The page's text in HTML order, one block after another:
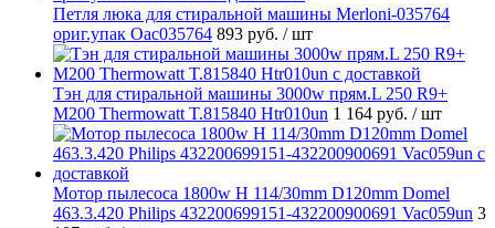
Петля люка для стиральной машины Merloni-035764
ориг.упак Oac035764 893 руб. / шт
Тэн для стиральной машины 3000w прям.L 250 R9+
M200 Thermowatt T.815840 Htr010un 1 164 руб. / шт
Мотор пылесоса 1800w H 114/30mm D120mm Domel
463.3.420 Philips 432200699151-432200900691 Vac059un 3